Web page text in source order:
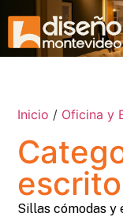
Inicio / Oficina y
Sillas cómodas y